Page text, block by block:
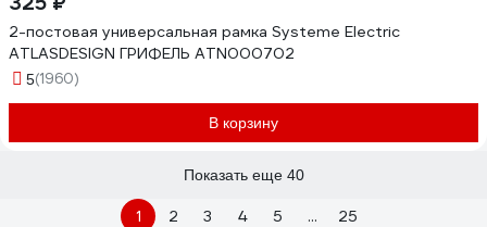
2-постовая универсальная рамка Systeme Electric
ATLASDESIGN ГРИФЕЛЬ ATN000702
5(1960)
В корзину
Показать еще 40
1 2 3 4 5 ...
25